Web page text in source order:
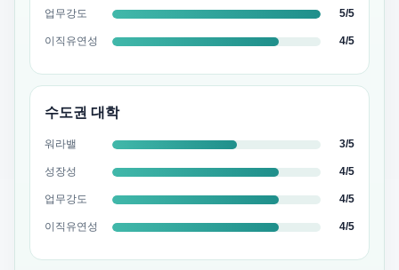
업무강도 5/5
이직유연성 4/5
수도권 대학
워라밸 3/5
성장성 4/5
업무강도 4/5
이직유연성 4/5